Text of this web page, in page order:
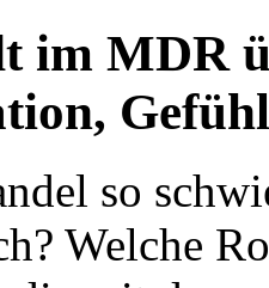
im MDR
so
Welche